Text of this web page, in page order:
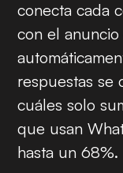
conecta cada
con el
respuestas se
cuáles solo
que usan
hasta un 68%.